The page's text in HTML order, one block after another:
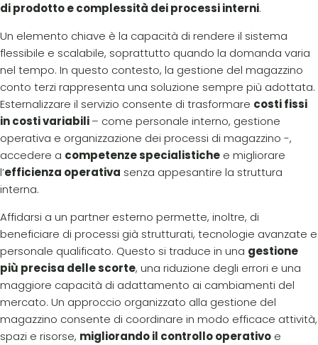
di prodotto e complessità dei processi interni.
Un elemento chiave è la capacità di rendere il sistema
flessibile e scalabile, soprattutto quando la domanda varia
nel tempo. In questo contesto, la gestione del magazzino
conto terzi rappresenta una soluzione sempre più adottata.
Esternalizzare il servizio consente di trasformare costi fissi
in costi variabili– come personale interno, gestione
operativa e organizzazione dei processi di magazzino -,
accedere a competenze specialistiche e migliorare
l’efficienza operativa senza appesantire la struttura
interna.
Affidarsi a un partner esterno permette, inoltre, di
beneficiare di processi già strutturati, tecnologie avanzate e
personale qualificato. Questo si traduce in una gestione
più precisa delle scorte, una riduzione degli errori e una
maggiore capacità di adattamento ai cambiamenti del
mercato. Un approccio organizzato alla gestione del
magazzino consente di coordinare in modo efficace attività,
spazi e risorse, migliorando il controllo operativo e